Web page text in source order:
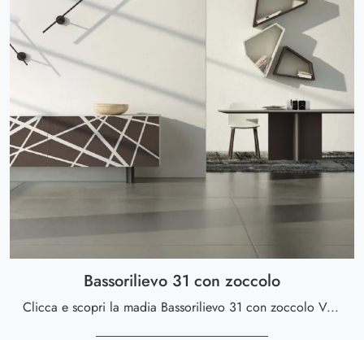
Bassorilievo 31 con zoccolo
Clicca e scopri la madia Bassorilievo 31 con zoccolo Voltan: se sei alla ricerca di mobili in materico per stanze moderne, questa è la scelta ideale ...